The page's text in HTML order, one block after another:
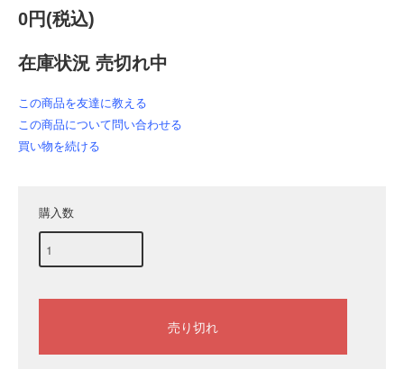
0円(税込)
在庫状況 売切れ中
この商品を友達に教える
この商品について問い合わせる
買い物を続ける
購入数